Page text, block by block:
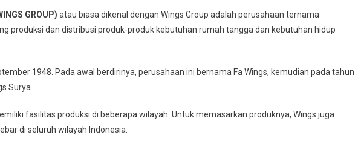
GROUP) atau biasa dikenal dengan Wings Group adalah perusahaan ternama
produksi dan distribusi produk-produk kebutuhan rumah tangga dan kebutuhan hidup
1948. Pada awal berdirinya, perusahaan ini bernama Fa Wings, kemudian pada tahun
Surya.
fasilitas produksi di beberapa wilayah. Untuk memasarkan produknya, Wings juga
di seluruh wilayah Indonesia.